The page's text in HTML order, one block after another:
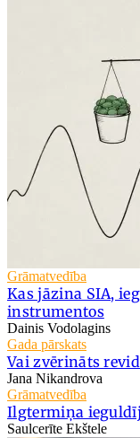
Grāmatvedība
Kas jāzina SIA,
instrumentos
Dainis Vodolagins
Gada pārskats
Vai zvērināts
Jana Nikandrova
Grāmatvedība
Ilgtermiņa
Saulcerīte Ekštele